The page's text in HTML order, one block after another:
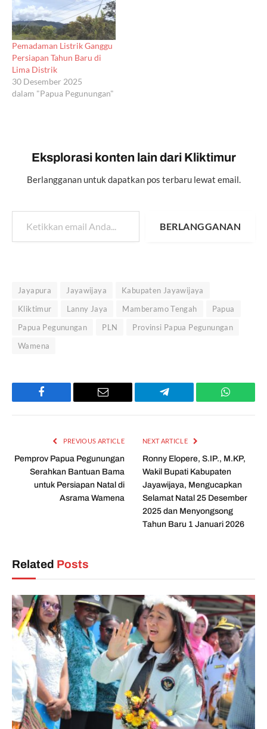
Pemadaman Listrik Ganggu
Persiapan Tahun Baru di
Lima Distrik
30 Desember 2025
dalam "Papua Pegunungan"
Eksplorasi konten lain dari Kliktimur
Berlangganan untuk dapatkan pos terbaru lewat email.
Ketikkan email Anda...
BERLANGGANAN
Jayapura Jayawijaya
Kabupaten Jayawijaya
Kliktimur
Lanny Jaya Mamberamo Tengah
Papua
Papua Pegunungan
PLN
Provinsi Papua Pegunungan
Wamena
Facebook Email Telegram
PREVIOUS ARTICLE
Pemprov Papua Pegunungan
Serahkan Bantuan Bama
untuk Persiapan Natal di
Asrama Wamena
NEXT ARTICLE
Ronny Elopere, S.IP., M.KP,
Wakil Bupati Kabupaten
Jayawijaya, Mengucapkan
Selamat Natal 25 Desember
2025 dan Menyongsong
Tahun Baru 1 Januari 2026
Related Posts